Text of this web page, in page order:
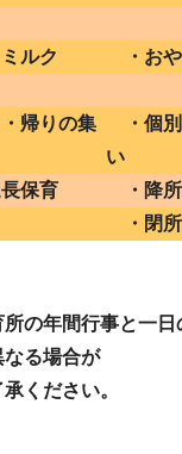
ルク
・お
帰りの集
・個別
い
保育
・降所
・閉所
間行事と一日
る場合が
ください。